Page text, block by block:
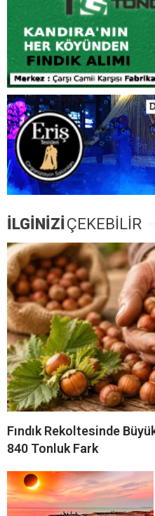
İLGİNİZİÇEKEBİLİR
Fındık Rekoltesinde
840 Tonluk Fark